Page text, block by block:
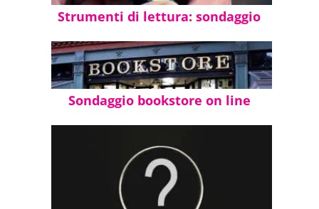
Strumenti di lettura: sondaggio
Sondaggio bookstore on line